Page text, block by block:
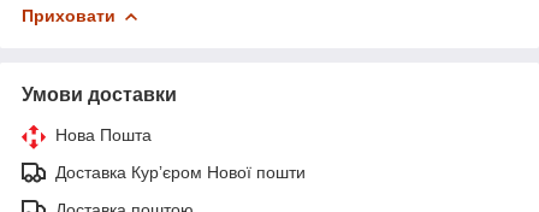
Приховати
Умови доставки
Нова Пошта
Доставка Курʼєром Нової пошти